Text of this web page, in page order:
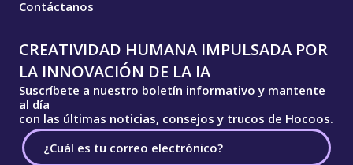
Contáctanos
CREATIVIDAD HUMANA IMPULSADA POR
LA INNOVACIÓN DE LA IA
Suscríbete a nuestro boletín informativo y mantente
al día
con las últimas noticias, consejos y trucos de Hocoos.